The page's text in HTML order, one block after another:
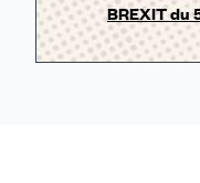
BREXIT du